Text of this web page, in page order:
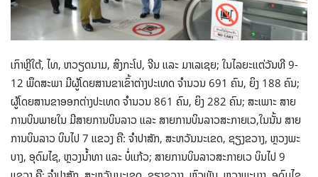
ເກົາຫຼີໃຕ້, ໄທ, ຫວຽດນາມ, ສິງກະໂປ, ຈີນ ແລະ ມາເລເຊຍ; ໃນໄລຍະແຕ່ວັນທີ 9-
12 ພຶດສະພາ ມີຜູ້ໂດຍສານຂາເຂົ້າຕ່າງປະເທດ ຈໍານວນ 691 ຄົນ, ຍິງ 188 ຄົນ;
ຜູ້ໂດຍສານຂາອອກຕ່າງປະເທດ ຈຳນວນ 861 ຄົນ, ຍິງ 282 ຄົນ; ສະເພາະ ສາຍ
ການບິນພາຍໃນ ມີສາຍການບິນລາວ ແລະ ສາຍການບິນລາວສະກາຍເວ,ໃນນັ້ນ ສາຍ
ການບິນລາວ ບິນໄປ 7 ແຂວງ ຄື: ຈໍາປາສັກ, ສະຫວັນນະເຂດ, ຊຽງຂວາງ, ຫຼວງພະ
ບາງ, ອຸດົມໄຊ, ຫຼວງນໍ້າທາ ແລະ ບໍ່ແກ້ວ; ສາຍການບິນລາວສະກາຍເວ ບິນໄປ 9